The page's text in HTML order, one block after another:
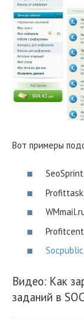
Вот примеры
Видео: Как
заданий в